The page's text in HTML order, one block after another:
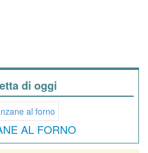
di oggi
AL FORNO